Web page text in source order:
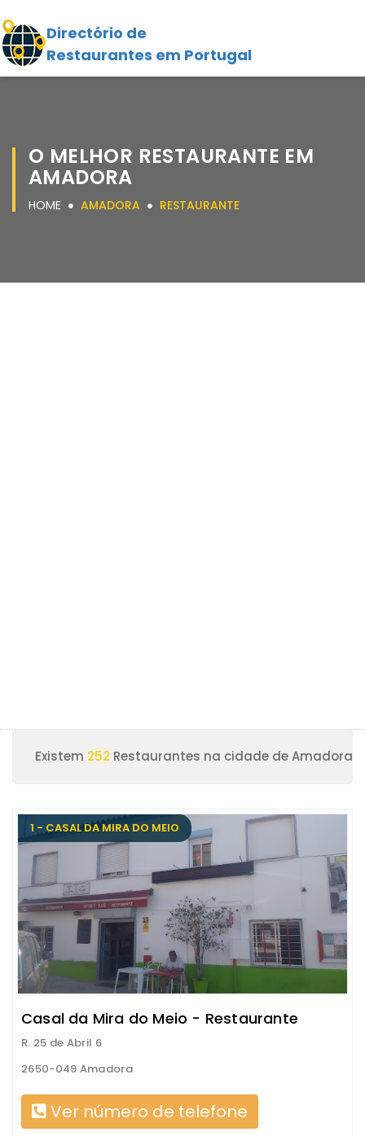
Directório de
Restaurantes em Portugal
O MELHOR RESTAURANTE EM
AMADORA
HOME AMADORA RESTAURANTE
Existem 252 Restaurantes na cidade de Amadora
1 - CASAL DA MIRA DO MEIO
Casal da Mira do Meio - Restaurante
R. 25 de Abril 6
2650-049 Amadora
Ver número de telefone